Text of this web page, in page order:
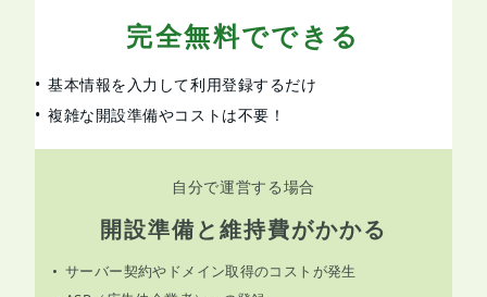
完全無料でできる
基本情報を入力して利用登録するだけ
複雑な開設準備やコストは不要！
自分で運営する場合
開設準備と維持費がかかる
サーバー契約やドメイン取得のコストが発生